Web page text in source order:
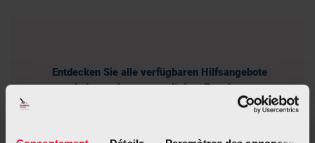
Entdecken Sie alle verfügbaren Hilfsangebote
in Luxemburg, um mit dem Rauchen